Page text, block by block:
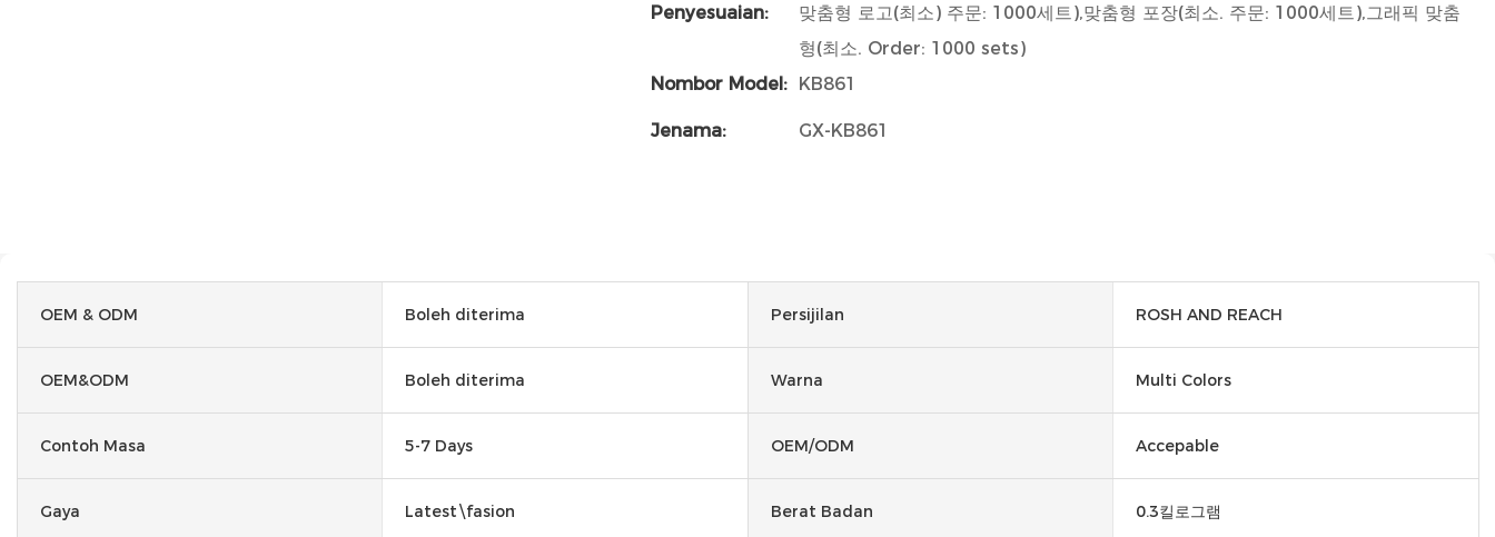
Penyesuaian:
맞춤형 로고(최소) 주문: 1000세트),맞춤형 포장(최소. 주문: 1000세트),그래픽 맞춤
형(최소. Order: 1000 sets)
Nombor Model: KB861
Jenama: GX-KB861
OEM & ODM Boleh diterima Persijilan ROSH AND REACH
OEM&ODM Boleh diterima Warna Multi Colors
Contoh Masa 5-7 Days OEM/ODM Accepable
Gaya Latest\fasion Berat Badan 0.3킬로그램